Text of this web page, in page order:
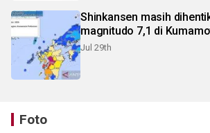
Shinkansen masih
magnitudo 7,1 di
Jul 29th
Foto